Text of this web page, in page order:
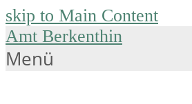
skip to Main Content
Amt Berkenthin
Menü